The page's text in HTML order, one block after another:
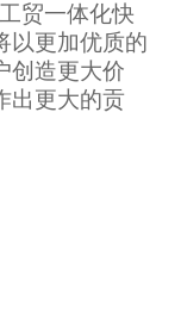
贸一体化快
以更加优质的
创造更大价
出更大的贡